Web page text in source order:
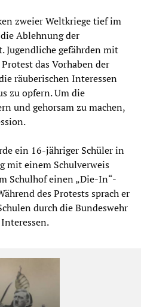
zweier Weltkriege tief im
Ablehnung der
gefährden mit
das Vorhaben der
räuberischen Interessen
zu opfern. Um die
und gehorsam zu machen,
ein 16-jähriger Schüler in
mit einem Schulverweis
Schulhof einen „Die-In“-
des Protests sprach er
durch die Bundeswehr